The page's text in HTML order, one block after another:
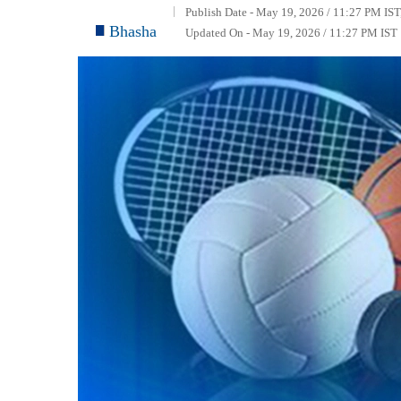
Bhasha
Publish Date - May 19, 2026 / 11:27 PM
Updated On - May 19, 2026 / 11:27 PM IST